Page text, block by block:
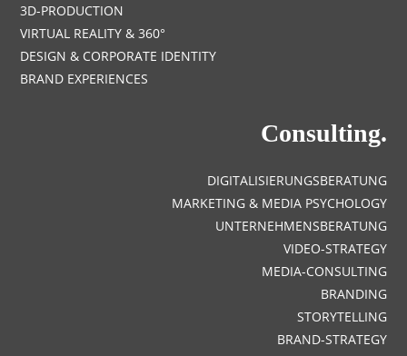
3D-PRODUCTION
VIRTUAL REALITY & 360°
DESIGN & CORPORATE IDENTITY
BRAND EXPERIENCES
Consulting.
DIGITALISIERUNGSBERATUNG
MARKETING & MEDIA PSYCHOLOGY
UNTERNEHMENSBERATUNG
VIDEO-STRATEGY
MEDIA-CONSULTING
BRANDING
STORYTELLING
BRAND-STRATEGY